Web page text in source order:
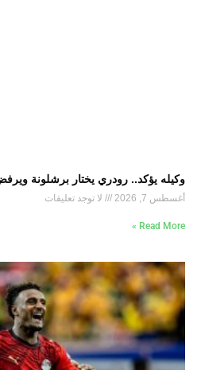
وكيله يؤكد.. رودري يختار برشلونة
أغسطس 7, 2026 لا توجد تعليقات
Read More »